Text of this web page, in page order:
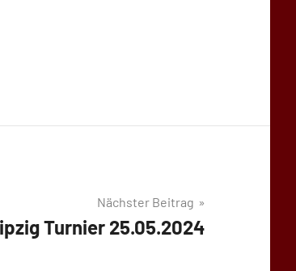
Nächster Beitrag
Turnier 25.05.2024